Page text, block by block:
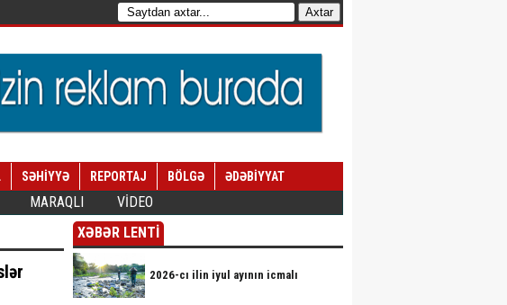
SƏHİYYƏ REPORTAJ BÖLGƏ ƏDƏBİYYAT
MARAQLI VİDEO
XƏBƏR LENTİ
2026-cı ilin iyul ayının icmalı